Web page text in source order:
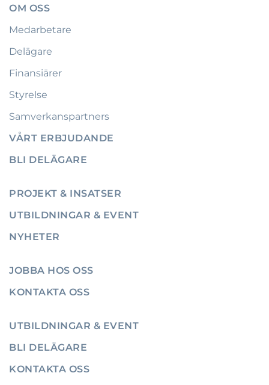
OM OSS
Medarbetare
Delägare
Finansiärer
Styrelse
Samverkanspartners
VÅRT ERBJUDANDE
BLI DELÄGARE
PROJEKT & INSATSER
UTBILDNINGAR & EVENT
NYHETER
JOBBA HOS OSS
KONTAKTA OSS
UTBILDNINGAR & EVENT
BLI DELÄGARE
KONTAKTA OSS